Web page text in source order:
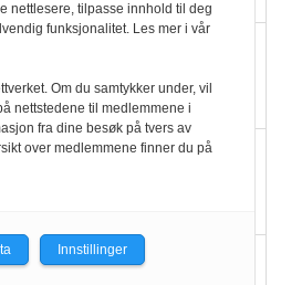
opprettholdes
varer, men fulle
mat i butikken
nettlesere, tilpasse innhold til deg
funksjonalitet. Les mer i vår
Om du samtykker under, vil
nettstedene til medlemmene i
fra dine besøk på tvers av
over medlemmene finner du på
Innstillinger